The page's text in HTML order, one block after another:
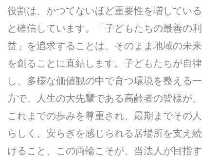
役割は、かつてないほど重要性を増している
と確信しています。「子どもたちの最善の利
益」を追求することは、そのまま地域の未来
を創ることに直結します。子どもたちが自律
し、多様な価値観の中で育つ環境を整える一
方で、人生の大先輩である高齢者の皆様が、
これまでの歩みを尊重され、最期までその人
らしく、安らぎを感じられる居場所を支え続
けること、この両輪こそが、当法人が目指す